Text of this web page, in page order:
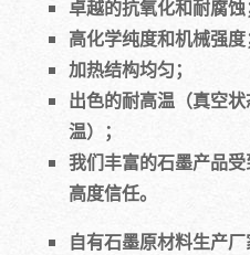
卓越的抗氧化和耐腐蚀
高化学纯度和机械强度
加热结构均匀；
出色的耐高温（真空
温）；
我们丰富的石墨产品
高度信任。
自有石墨原材料生产